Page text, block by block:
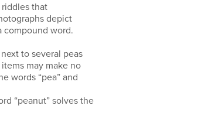
that
depict
compound word.
to several peas
may make no
words “pea” and
“peanut” solves the